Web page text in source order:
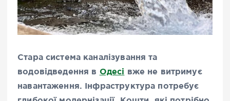
Стара система каналізування та
водовідведення в Одесі вже не витримує
навантаження. Інфраструктура потребує